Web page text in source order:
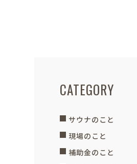
CATEGORY
サウナのこと
現場のこと
補助金のこと